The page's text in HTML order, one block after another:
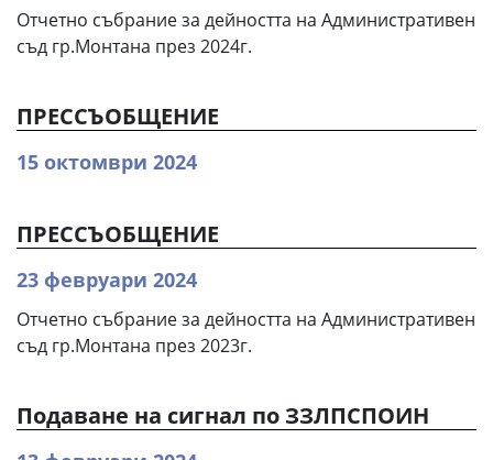
Oтчетно събрание за дейността на Административен
съд гр.Монтана през 2024г.
ПРЕССЪОБЩЕНИЕ
15 октомври 2024
ПРЕССЪОБЩЕНИЕ
23 февруари 2024
Oтчетно събрание за дейността на Административен
съд гр.Монтана през 2023г.
Подаване на сигнал по ЗЗЛПСПОИН